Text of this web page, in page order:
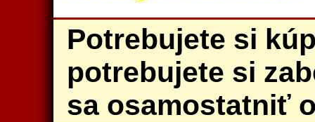
Potrebujete si
potrebujete si
sa osamostatniť